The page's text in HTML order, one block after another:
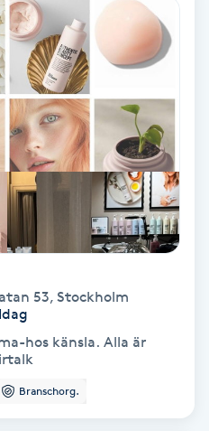
53, Stockholm
hos känsla. Alla är
Branschorg.